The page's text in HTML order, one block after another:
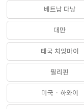
베트남 다낭
대만
태국 치앙마이
필리핀
미국 · 하와이